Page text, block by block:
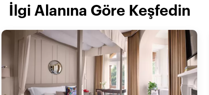
İlgi Alanına Göre Keşfedin